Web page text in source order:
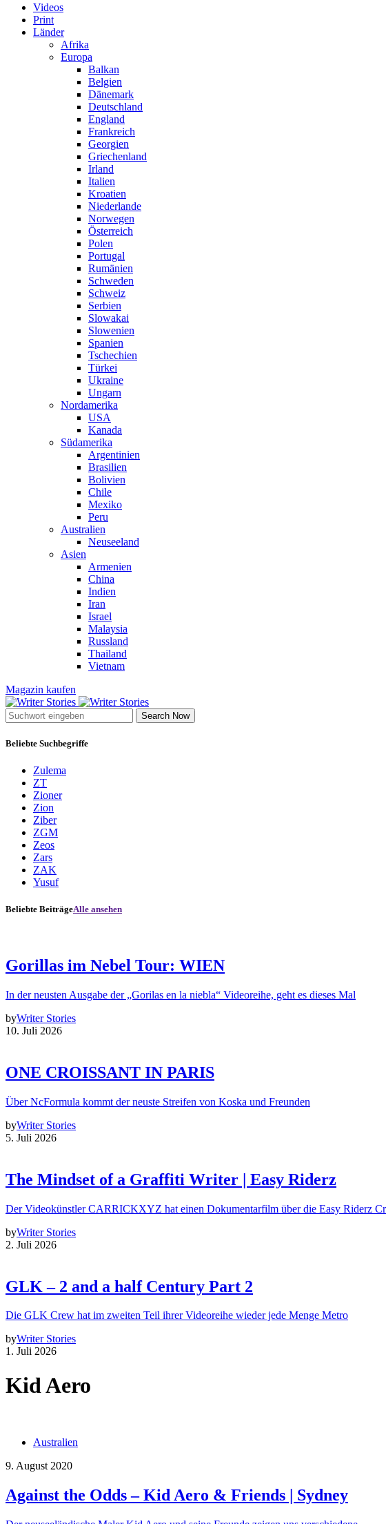
Videos
Print
Länder
Afrika
Europa
Balkan
Belgien
Dänemark
Deutschland
England
Frankreich
Georgien
Griechenland
Irland
Italien
Kroatien
Niederlande
Norwegen
Österreich
Polen
Portugal
Rumänien
Schweden
Schweiz
Serbien
Slowakai
Slowenien
Spanien
Tschechien
Türkei
Ukraine
Ungarn
Nordamerika
USA
Kanada
Südamerika
Argentinien
Brasilien
Bolivien
Chile
Mexiko
Peru
Australien
Neuseeland
Asien
Armenien
China
Indien
Iran
Israel
Malaysia
Russland
Thailand
Vietnam
Magazin kaufen
Search Now
Beliebte Suchbegriffe
Zulema
ZT
Zioner
Zion
Ziber
ZGM
Zeos
Zars
ZAK
Yusuf
Beliebte BeiträgeAlle ansehen
Gorillas im Nebel Tour: WIEN
In der neusten Ausgabe der „Gorilas en la niebla“ Videoreihe, geht es dieses Mal
byWriter Stories
10. Juli 2026
ONE CROISSANT IN PARIS
Über NcFormula kommt der neuste Streifen von Koska und Freunden
byWriter Stories
5. Juli 2026
The Mindset of a Graffiti Writer | Easy Riderz
Der Videokünstler CARRICKXYZ hat einen Dokumentarfilm über die Easy Riderz
byWriter Stories
2. Juli 2026
GLK – 2 and a half Century Part 2
Die GLK Crew hat im zweiten Teil ihrer Videoreihe wieder jede Menge Metro
byWriter Stories
1. Juli 2026
Kid Aero
Australien
9. August 2020
Against the Odds – Kid Aero & Friends | Sydney